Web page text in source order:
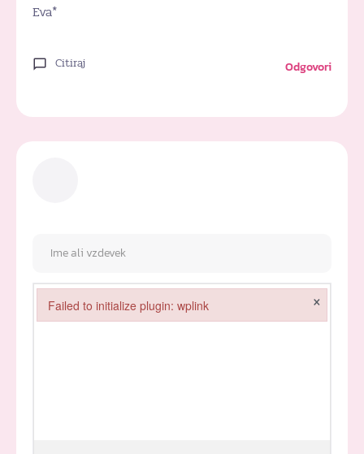
Eva*
Citiraj Odgovori
Failed to initialize plugin: wplink ×
Failed to initialize plugin: wplink